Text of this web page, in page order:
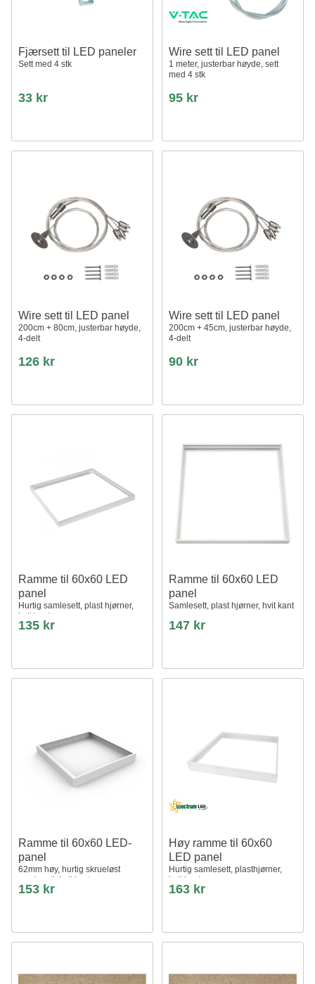
Fjærsett til LED paneler
Sett med 4 stk
33 kr
Wire sett til LED panel
1 meter, justerbar høyde, sett
med 4 stk
95 kr
Wire sett til LED panel
200cm + 80cm, justerbar høyde,
4-delt
126 kr
Wire sett til LED panel
200cm + 45cm, justerbar høyde,
4-delt
90 kr
Ramme til 60x60 LED
panel
Hurtig samlesett, plast hjørner,
hvit kant
135 kr
Ramme til 60x60 LED
panel
Samlesett, plast hjørner, hvit kant
147 kr
Ramme til 60x60 LED-
panel
62mm høy, hurtig skrueløst
samlesett, hvit kant
153 kr
Høy ramme til 60x60
LED panel
Hurtig samlesett, plasthjørner,
hvit kant
163 kr